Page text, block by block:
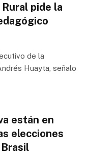
pide la
de la
Huayta, señalo
están en
elecciones